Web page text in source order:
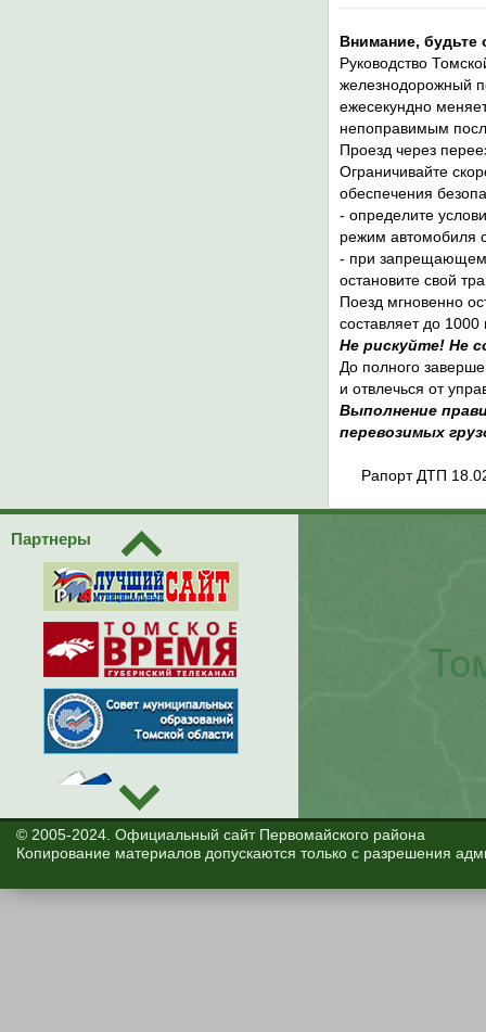
Внимание, будьте
Руководство
железнодорожный
ежесекундно
непоправимым
Проезд через
Ограничивайте
обеспечения
- определите
режим автомобиля
- при запрещающем
остановите свой
Поезд мгновенно
составляет до 1000
Не рискуйте! Не
До полного
и отвлечься от
Выполнение
перевозимых
Рапорт ДТП
Партнеры
© 2005-2024. Официальный сайт Первомайского района
Копирование материалов допускаются только с разрешения